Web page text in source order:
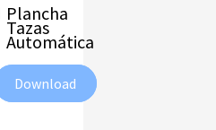
Plancha
Tazas
Automática
Download